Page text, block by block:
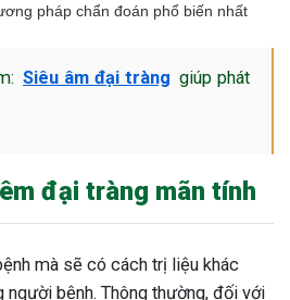
pháp chẩn đoán phổ biến nhất
Siêu âm đại tràng giúp phát
đại tràng mãn tính
mà sẽ có cách trị liệu khác
bệnh. Thông thường, đối với